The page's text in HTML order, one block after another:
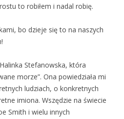
to robiłem i nadal robię.
bo dzieje się to na naszych
Stefanowska, która
morze”. Ona powiedziała mi
ludziach, o konkretnych
imiona. Wszędzie na świecie
Smith i wielu innych